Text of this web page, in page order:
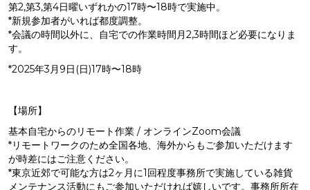
第2,第3,第4日曜いずれかの17時〜18時で実施中。
*新規参加者がいれば都度調整。
*会議の時間以外に、自宅での作業時間月2,3時間ほど必要になりま
す。
*2025年3月9日(日)17時〜18時
【場所】
基本自宅からのリモート作業 / オンラインZoom会議
*リモートワークのため全国各地、海外からもご参加いただけます
が時差にはご注意ください。
*東京近郊で可能な方は2ヶ月に1回程度事務所で実施している雑貨
メンテナンス活動にもご参加いただければ嬉しいです。事務所所在